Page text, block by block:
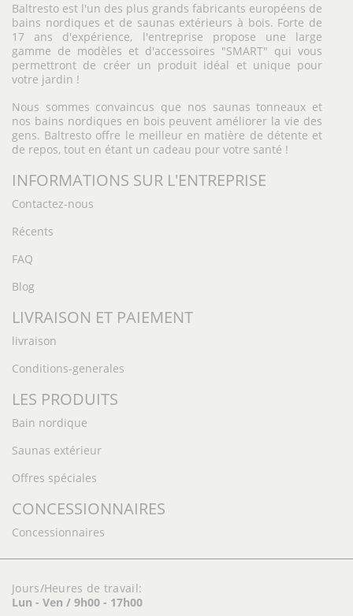
Baltresto est l'un des plus grands fabricants européens de
bains nordiques et de saunas extérieurs à bois. Forte de
17 ans d'expérience, l'entreprise propose une large
gamme de modèles et d'accessoires "SMART" qui vous
permettront de créer un produit idéal et unique pour
votre jardin !
Nous sommes convaincus que nos saunas tonneaux et
nos bains nordiques en bois peuvent améliorer la vie des
gens. Baltresto offre le meilleur en matière de détente et
de repos, tout en étant un cadeau pour votre santé !
INFORMATIONS SUR L'ENTREPRISE
Contactez-nous
Récents
FAQ
Blog
LIVRAISON ET PAIEMENT
livraison
Conditions-generales
LES PRODUITS
Bain nordique
Saunas extérieur
Offres spéciales
CONCESSIONNAIRES
Concessionnaires
Jours/Heures de travail:
Lun - Ven / 9h00 - 17h00